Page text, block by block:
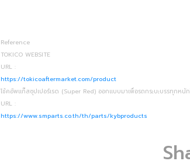
Reference
TOKICO WEBSITE
URL :
https://tokicoaftermarket.com/product
โช้คอัพแก๊สซุปเปอร์เรด (Super Red) ออกแบบมาเพื่อรถกระบะบรรทุกหนัก
URL :
https://www.smparts.co.th/th/parts/kybproducts